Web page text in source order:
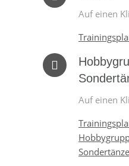
Auf einen
Auf einen